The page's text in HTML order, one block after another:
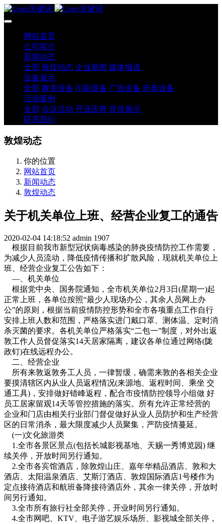
网站首页
公司简介
新闻动态
全部 敦煌动态 企业新闻 媒体报道
设备展示
全部 舞美设备 印刷设备 广告设备 庆典设备
活动案例
全部 会议活动 开业庆典 宣传展示
联系我们
敦煌动态
你的位置
网站首页
新闻动态
敦煌动态
关于机关单位上班、经营企业复工的通告
2020-02-04 14:18:52 admin 1907
根据目前我市新型冠状病毒感染的肺炎疫情防控工作需要，
为减少人员流动，降低疫情传播和扩散风险，现就机关单位上
班、经营企业复工公告如下：
—、机关单位
根据党中央、国务院通知，全市机关单位2月3日(星期一)起
正常上班，各单位按照“最少人现场办公，其余人员网上办
公”的原则，根据当前疫情防控形势和全市各项重点工作自行
安排上班人数和范围，严格落实进门戴口罩、测体温、定时消
杀灭菌的要求。各机关单位严格落实“二包一”制度，对外出返
敦工作人员督促落实14天居家隔离，建议各单位通过网络(陇
政钉)在线远程办公。
二、经营企业
所有来敦返敦务工人员，一律暂缓，确需来敦的各相关企业
要摸清辖区内从业人员返程情况(来源地、返程时间、乘坐 交
通工具)，安排做好错峰返程，配合市疫情防控领导小组做 好
员工居家留观14天等管控措施的落实。所有允许正常经营的
企业和门店由相关行业部门督促做好从业人员防护和生产经营
区的日常消杀，最大限度减少人员聚集，严防疫情蔓延。
(一)文化旅游类
1.全市各景区景点(包括长城影视基地、天赐一秀博览园) 继
续关停，开放时间另行通知。
2.全市各宾馆酒店，除敦煌山庄、嘉年华精品酒店、敦和大
酒店、太阳温泉酒店、艾斯汀酒店、敦煌国际酒店1号楼作为
定点接待酒店和航班备降接待酒店外，其余一律关停，开放时
间另行通知。
3.全市所有旅行社全部关停，开业时间另行通知。
4.全市网吧、KTV、电子游艺娱乐场所、影视城全部关停，